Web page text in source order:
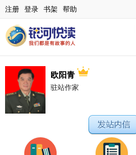
注册 登录 书架 帮助
欧阳青
驻站作家